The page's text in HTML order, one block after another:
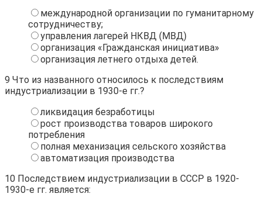
международной организации по гуманитарному
сотрудничеству;
управления лагерей НКВД (МВД)
организация «Гражданская инициатива»
организация летнего отдыха детей.
9 Что из названного относилось к последствиям
индустриализации в 1930-е гг.?
ликвидация безработицы
рост производства товаров широкого
потребления
полная механизация сельского хозяйства
автоматизация производства
10 Последствием индустриализации в СССР в 1920-
1930-е гг. является: